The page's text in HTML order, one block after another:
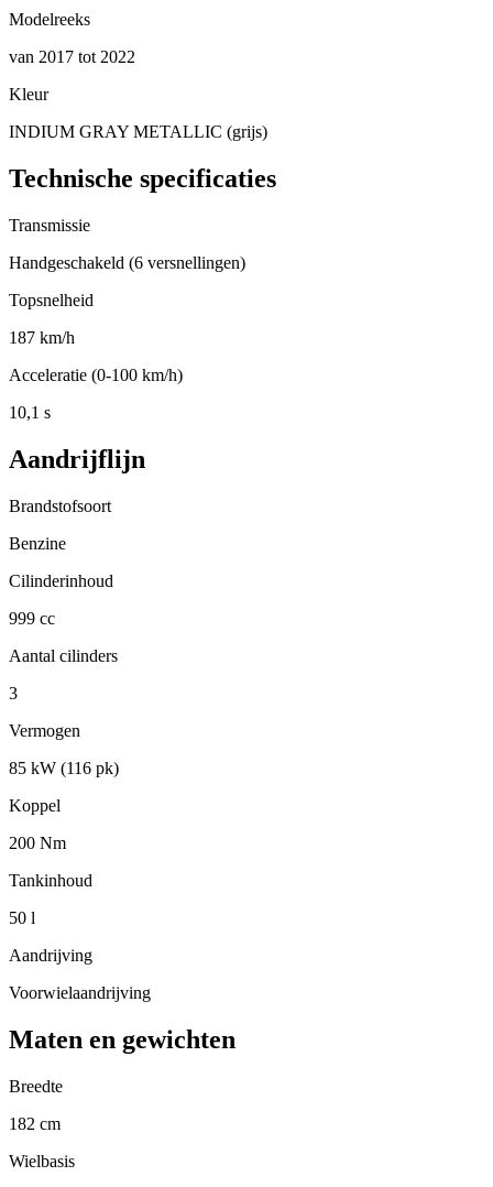
Modelreeks
van 2017 tot 2022
Kleur
INDIUM GRAY METALLIC (grijs)
Technische specificaties
Transmissie
Handgeschakeld (6 versnellingen)
Topsnelheid
187 km/h
Acceleratie (0-100 km/h)
10,1 s
Aandrijflijn
Brandstofsoort
Benzine
Cilinderinhoud
999 cc
Aantal cilinders
3
Vermogen
85 kW (116 pk)
Koppel
200 Nm
Tankinhoud
50 l
Aandrijving
Voorwielaandrijving
Maten en gewichten
Breedte
182 cm
Wielbasis